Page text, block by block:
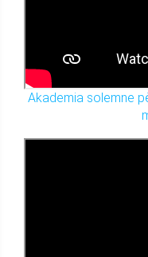
Akademia solemne